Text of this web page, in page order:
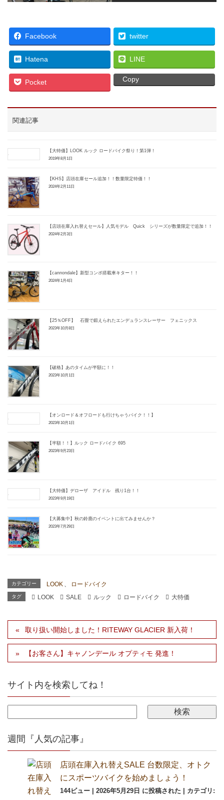
Facebook twitter
Hatena LINE
Pocket Copy
関連記事
【大特価】LOOK ルック ロードバイク祭り！第1弾！
2019年8月1日
【KHS】店頭在庫セール追加！！数量限定特価！！
2024年2月11日
【店頭在庫入れ替えセール】人気モデル Quick シリーズが数量限定で追加！！
2024年2月3日
【cannondale】新型コンポ搭載車キター！！
2024年1月4日
【25％OFF】 石畳で鍛えられたエンデュランスレーサー フェニックス
2023年10月8日
【破格】あのタイムが半額に！！
2023年10月1日
【オンロード＆オフロードも行けちゃうバイク！！】
2023年10月1日
【半額！！】ルック ロードバイク 695
2023年9月23日
【大特価】デローザ アイドル 残り1台！！
2023年9月19日
【大募集中】秋の鈴鹿のイベントに出てみませんか？
2023年7月29日
カテゴリー LOOK 、 ロードバイク
タグ LOOK SALE ルック ロードバイク 大特価
取り扱い開始しました！RITEWAY GLACIER 新入荷！
【お客さん】キャノンデール オプティモ 発進！
サイト内を検索してね！
週間『人気の記事』
店頭在庫入れ替えSALE 台数限定、オトク
にスポーツバイクを始めましょう！
144ビュー 2026年5月29日 に投稿された
カテゴリ: